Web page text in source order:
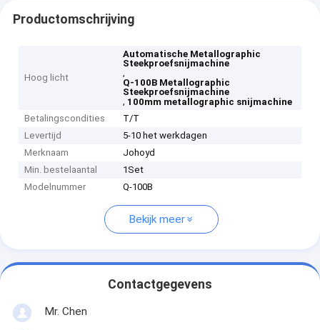
Productomschrijving
Hoog licht
Automatische Metallographic
Steekproefsnijmachine
,
Q-100B Metallographic
Steekproefsnijmachine
, 100mm metallographic snijmachine
Betalingscondities
T/T
Levertijd
5-10 het werkdagen
Merknaam
Johoyd
Min. bestelaantal
1Set
Modelnummer
Q-100B
Bekijk meer
Contactgegevens
Mr. Chen